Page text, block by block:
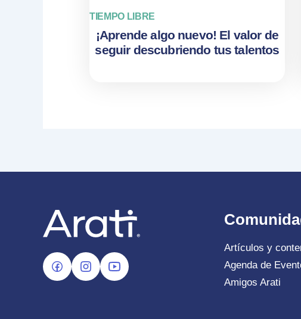
TIEMPO LIBRE
¡Aprende algo nuevo! El valor de
seguir descubriendo tus talentos
Artículos y
Agenda de
Amigos Arati